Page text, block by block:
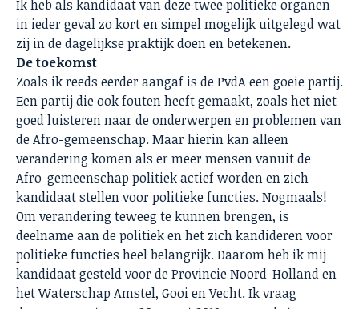
Ik heb als kandidaat van deze twee politieke organen
in ieder geval zo kort en simpel mogelijk uitgelegd wat
zij in de dagelijkse praktijk doen en betekenen.
De toekomst
Zoals ik reeds eerder aangaf is de PvdA een goeie partij.
Een partij die ook fouten heeft gemaakt, zoals het niet
goed luisteren naar de onderwerpen en problemen van
de Afro-gemeenschap. Maar hierin kan alleen
verandering komen als er meer mensen vanuit de
Afro-gemeenschap politiek actief worden en zich
kandidaat stellen voor politieke functies. Nogmaals!
Om verandering teweeg te kunnen brengen, is
deelname aan de politiek en het zich kandideren voor
politieke functies heel belangrijk. Daarom heb ik mij
kandidaat gesteld voor de Provincie Noord-Holland en
het Waterschap Amstel, Gooi en Vecht. Ik vraag